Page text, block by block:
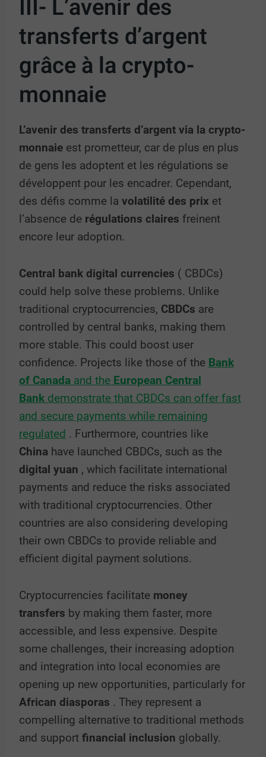
III- L’avenir des
transferts d’argent
grâce à la crypto-
monnaie
L’avenir des transferts d’argent via la crypto-
monnaie est prometteur, car de plus en plus
de gens les adoptent et les régulations se
développent pour les encadrer. Cependant,
des défis comme la volatilité des prix et
l’absence de régulations claires freinent
encore leur adoption.
Central bank digital currencies ( CBDCs)
could help solve these problems. Unlike
traditional cryptocurrencies, CBDCs are
controlled by central banks, making them
more stable. This could boost user
confidence. Projects like those of the Bank
of Canada and the European Central
Bank demonstrate that CBDCs can offer fast
and secure payments while remaining
regulated . Furthermore, countries like
China have launched CBDCs, such as the
digital yuan , which facilitate international
payments and reduce the risks associated
with traditional cryptocurrencies. Other
countries are also considering developing
their own CBDCs to provide reliable and
efficient digital payment solutions.
Cryptocurrencies facilitate money
transfers by making them faster, more
accessible, and less expensive. Despite
some challenges, their increasing adoption
and integration into local economies are
opening up new opportunities, particularly for
African diasporas . They represent a
compelling alternative to traditional methods
and support financial inclusion globally.